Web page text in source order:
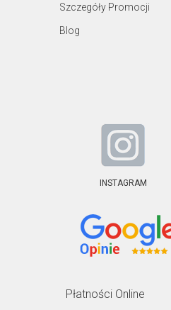
Szczegóły Promocji
Blog
INSTAGRAM
Płatności Online